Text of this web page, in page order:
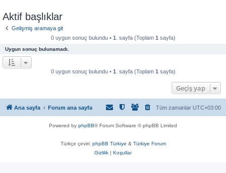
Aktif başlıklar
Gelişmiş aramaya git
0 uygun sonuç bulundu • 1 . sayfa (Toplam 1 sayfa)
Uygun sonuç bulunamadı.
0 uygun sonuç bulundu • 1 . sayfa (Toplam 1 sayfa)
Geçiş yap
Ana sayfa Forum ana sayfa Tüm zamanlar UTC+03:00
Powered by phpBB® Forum Software © phpBB Limited
Türkçe çeviri: phpBB Türkiye & Türkiye Forum
Gizlilik | Koşullar